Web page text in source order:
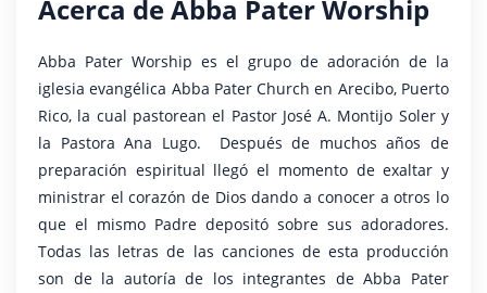
Acerca de Abba Pater Worship
Abba Pater Worship es el grupo de adoración de la
iglesia evangélica Abba Pater Church en Arecibo, Puerto
Rico, la cual pastorean el Pastor José A. Montijo Soler y
la Pastora Ana Lugo. Después de muchos años de
preparación espiritual llegó el momento de exaltar y
ministrar el corazón de Dios dando a conocer a otros lo
que el mismo Padre depositó sobre sus adoradores.
Todas las letras de las canciones de esta producción
son de la autoría de los integrantes de Abba Pater